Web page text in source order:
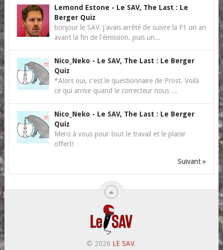
Lemond Estone - Le SAV, The Last : Le
Berger Quiz
bonjour le SAV. j'avais arrêté de suivre la F1 un an
avant la fin de l'émission. puis un...
Nico_Neko - Le SAV, The Last : Le Berger
Quiz
*Alors oui, c'est le questionnaire de Prost. Voilà
ce qui arrive quand le correcteur nous ...
Nico_Neko - Le SAV, The Last : Le Berger
Quiz
Merci à vous pour tout le travail et le plaisir
offert!
Suivant »
© 2026 LE SAV.